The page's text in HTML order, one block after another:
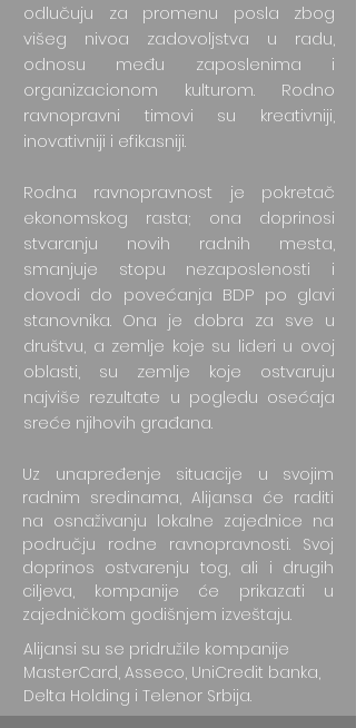
odlučuju za promenu posla zbog
višeg nivoa zadovoljstva u radu,
odnosu među zaposlenima i
organizacionom kulturom. Rodno
ravnopravni timovi su kreativniji,
inovativniji i efikasniji.
Rodna ravnopravnost je pokretač
ekonomskog rasta; ona doprinosi
stvaranju novih radnih mesta,
smanjuje stopu nezaposlenosti i
dovodi do povećanja BDP po glavi
stanovnika. Ona je dobra za sve u
društvu, a zemlje koje su lideri u ovoj
oblasti, su zemlje koje ostvaruju
najviše rezultate u pogledu osećaja
sreće njihovih građana.
Uz unapređenje situacije u svojim
radnim sredinama, Alijansa će raditi
na osnaživanju lokalne zajednice na
području rodne ravnopravnosti. Svoj
doprinos ostvarenju tog, ali i drugih
ciljeva, kompanije će prikazati u
zajedničkom godišnjem izveštaju.
Alijansi su se pridružile kompanije
MasterCard, Asseco, UniCredit banka,
Delta Holding i Telenor Srbija.